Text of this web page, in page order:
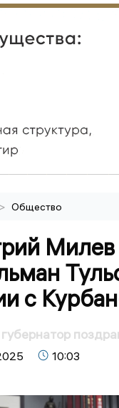
> Общество
Милев
с
губернатор
10:03